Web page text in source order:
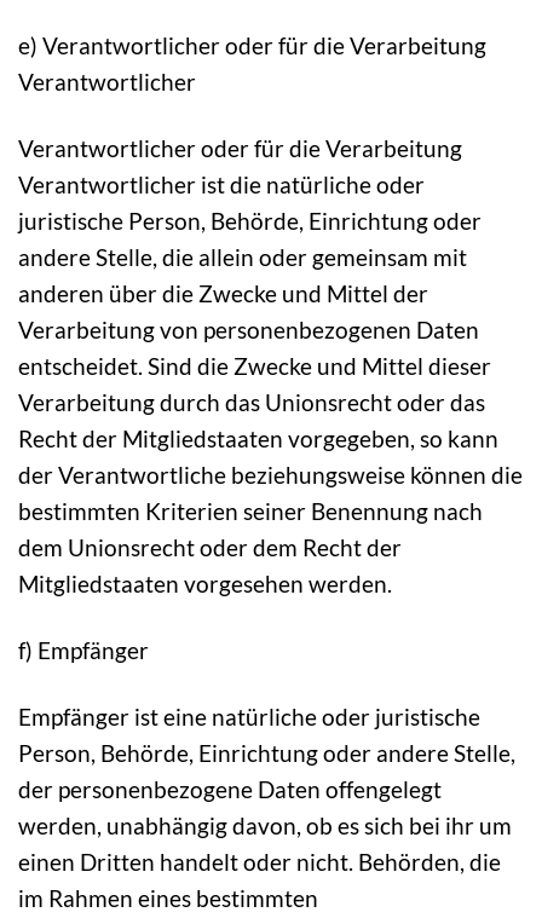
e) Verantwortlicher oder für die Verarbeitung
Verantwortlicher
Verantwortlicher oder für die Verarbeitung
Verantwortlicher ist die natürliche oder
juristische Person, Behörde, Einrichtung oder
andere Stelle, die allein oder gemeinsam mit
anderen über die Zwecke und Mittel der
Verarbeitung von personenbezogenen Daten
entscheidet. Sind die Zwecke und Mittel dieser
Verarbeitung durch das Unionsrecht oder das
Recht der Mitgliedstaaten vorgegeben, so kann
der Verantwortliche beziehungsweise können die
bestimmten Kriterien seiner Benennung nach
dem Unionsrecht oder dem Recht der
Mitgliedstaaten vorgesehen werden.
f) Empfänger
Empfänger ist eine natürliche oder juristische
Person, Behörde, Einrichtung oder andere Stelle,
der personenbezogene Daten offengelegt
werden, unabhängig davon, ob es sich bei ihr um
einen Dritten handelt oder nicht. Behörden, die
im Rahmen eines bestimmten